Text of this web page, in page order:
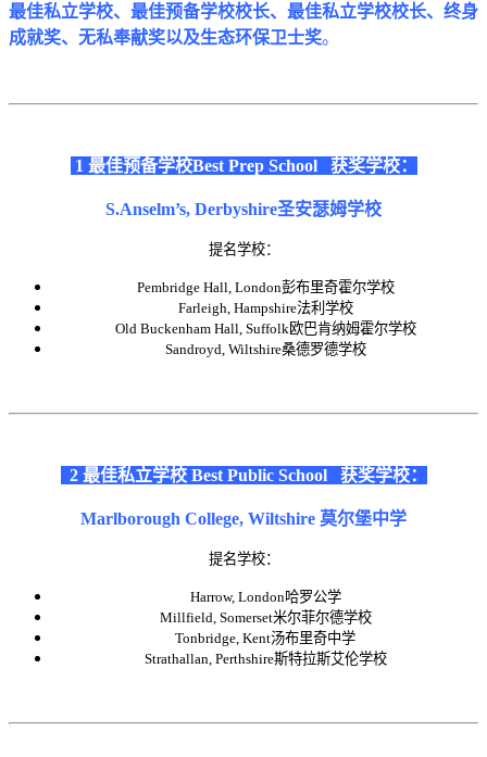
最佳私立学校、最佳预备学校校长、最佳私立学校校长、终身
成就奖、无私奉献奖以及生态环保卫士奖。
1 最佳预备学校Best Prep School 获奖学校：
S.Anselm’s, Derbyshire圣安瑟姆学校
提名学校：
Pembridge Hall, London彭布里奇霍尔学校
Farleigh, Hampshire法利学校
Old Buckenham Hall, Suffolk欧巴肯纳姆霍尔学校
Sandroyd, Wiltshire桑德罗德学校
2 最佳私立学校 Best Public School 获奖学校：
Marlborough College, Wiltshire 莫尔堡中学
提名学校：
Harrow, London哈罗公学
Millfield, Somerset米尔菲尔德学校
Tonbridge, Kent汤布里奇中学
Strathallan, Perthshire斯特拉斯艾伦学校